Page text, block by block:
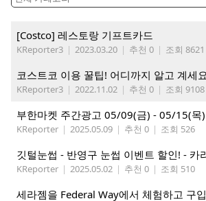
[Costco] 레스토랑 기프트카드
KReporter3 | 2023.03.20 | 추천 0 | 조회 8621
코스트코 이용 꿀팁! 어디까지 알고 계세
KReporter3 | 2022.11.02 | 추천 0 | 조회 9108
부한마켓 주간광고 05/09(금) - 05/15(목)
KReporter | 2025.05.09 | 추천 0 | 조회 526
깃털눈썹 - 반영구 눈썹 이벤트 할인! - 카
KReporter | 2025.05.02 | 추천 0 | 조회 510
세라젬을 Federal Way에서 체험하고 구